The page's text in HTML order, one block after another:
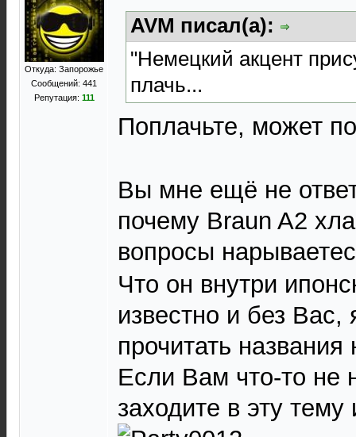
Откуда: Запорожье
Сообщений: 441
Репутация: 111
AVM писал(а):
"Немецкий акцент
плачь...
Поплачьте, может
Вы мне ещё не
почему Braun A2
вопросы
Что он внутри
известно и без Вас,
прочитать
Если Вам что-то не
заходите в эту тему